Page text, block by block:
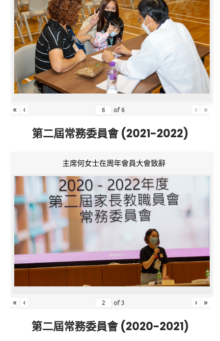
« ‹ of 6 › »
第二屆常務委員會 (2021-2022)
主席何女士在周年會員大會致辭
« ‹ of3 › »
第二屆常務委員會 (2020-2021)